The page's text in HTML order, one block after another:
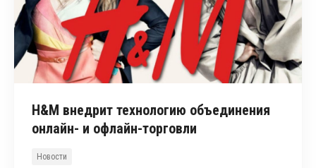
H&M внедрит технологию объединения
онлайн- и офлайн-торговли
Новости